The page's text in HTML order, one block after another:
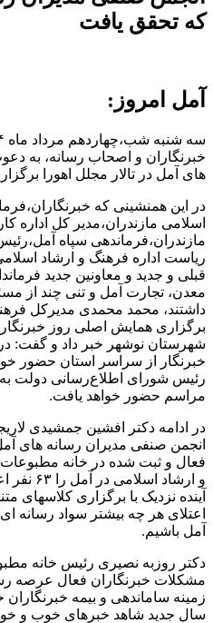
که تحقق یافت
آمل امروز:
خبرنگاران و اصحاب رسانه، به
های آمل در تالار مجلل اهورا
در این همنشینی که
اسلامی مازندران،مدیر کل اداره
مازندران،فرماندهی سپاه
ریاست اداره فرهنگ و ارشاد
قبلی و جدید و معاونین جدید
معدن، تجارت آمل و تنی چند از
داشتند، محمد محمدی مدیرکل
شهرستان نوشهر خبر داد و گفت:
خبرنگار از سراسر استان حضور
رئیس شورای اطلاع‌رسانی دولت
مراسم حضور خواهد یافت.
در ادامه دکتر افشین جمشیدی
انجمن صنفی مدیران رسانه های
فعال و ثبت شده در خانه
و ارشاد
آینده نزدیک با برگزاری
اعتلای هر چه بیشتر سواد رسانه
آمل باشیم.
دکتر روزبه نصیری رئیس خانه
مشکلات خبرنگاران فعال عرصه
زمینه ساماندهی و بیمه خبرنگاران
سال جدید شاهد خبرهای خوب و